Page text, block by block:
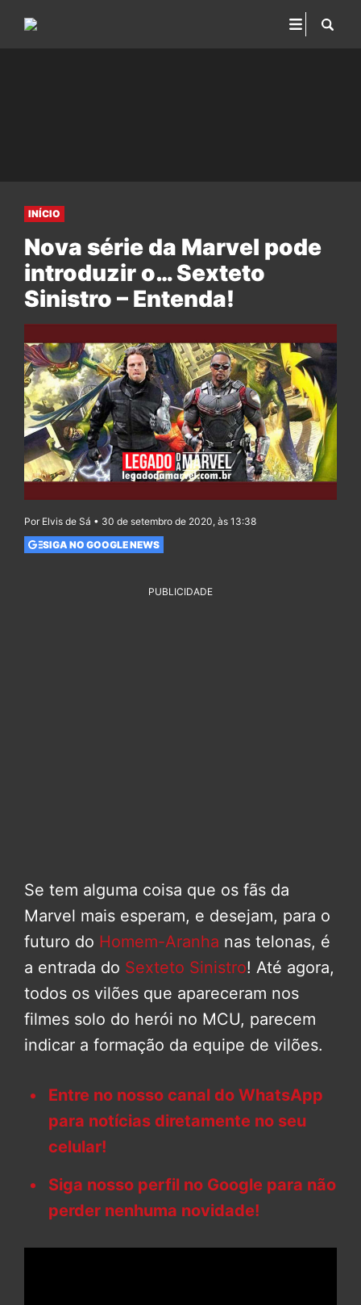
INÍCIO
Nova série da Marvel pode
introduzir o… Sexteto
Sinistro – Entenda!
Por Elvis de Sá • 30 de setembro de 2020, às 13:38
SIGA NO GOOGLE NEWS
PUBLICIDADE
Se tem alguma coisa que os fãs da
Marvel mais esperam, e desejam, para o
futuro do Homem-Aranha nas telonas, é
a entrada do Sexteto Sinistro! Até agora,
todos os vilões que apareceram nos
filmes solo do herói no MCU, parecem
indicar a formação da equipe de vilões.
Entre no nosso canal do WhatsApp
para notícias diretamente no seu
celular!
Siga nosso perfil no Google para não
perder nenhuma novidade!